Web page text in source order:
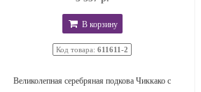
В корзину
Код товара:611611-2
Великолепная серебряная подкова Чиккако с